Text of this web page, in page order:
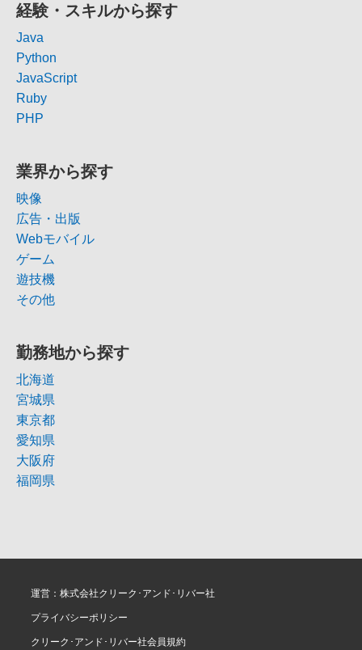
経験・スキルから探す
Java
Python
JavaScript
Ruby
PHP
業界から探す
映像
広告・出版
Webモバイル
ゲーム
遊技機
その他
勤務地から探す
北海道
宮城県
東京都
愛知県
大阪府
福岡県
運営：株式会社クリーク･アンド･リバー社
プライバシーポリシー
クリーク･アンド･リバー社会員規約